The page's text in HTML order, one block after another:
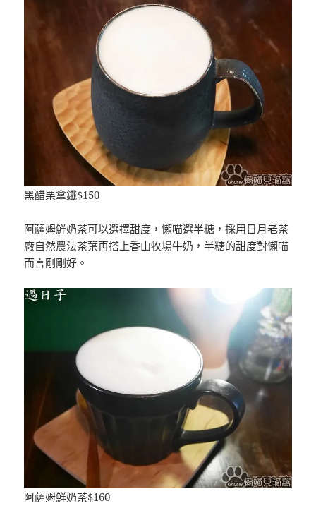
黑醋栗拿鐵$150
阿薩姆鮮奶茶可以選擇甜度，懶喵選半糖，採用日月老茶
廠自然農法茶葉再搭上香山牧場牛奶，半糖的甜度對懶喵
而言剛剛好。
阿薩姆鮮奶茶$160